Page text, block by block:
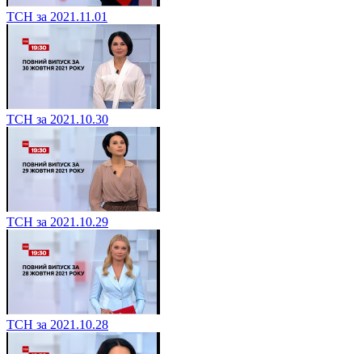
ТСН за 2021.11.01
ТСН за 2021.10.30
ТСН за 2021.10.29
ТСН за 2021.10.28